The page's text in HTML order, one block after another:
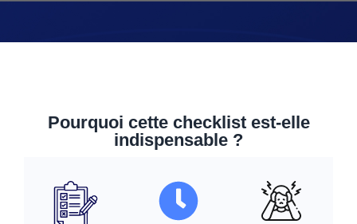
Pourquoi cette checklist est-elle
indispensable ?